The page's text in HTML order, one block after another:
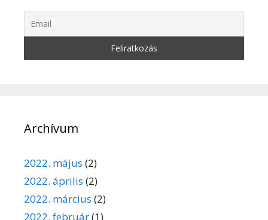
Archívum
2022. május (2)
2022. április (2)
2022. március (2)
2022. február(1)